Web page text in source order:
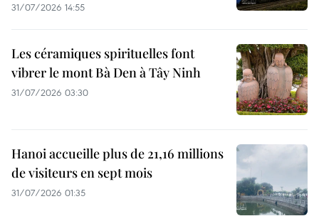
31/07/2026 14:55
Les céramiques spirituelles font
vibrer le mont Bà Den à Tây Ninh
31/07/2026 03:30
Hanoi accueille plus de 21,16 millions
de visiteurs en sept mois ​
31/07/2026 01:35